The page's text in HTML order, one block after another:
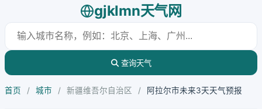
gjklmn天气网
查询天气
首页 / 城市 / 新疆维吾尔自治区 / 阿拉尔市未来3天天气预报